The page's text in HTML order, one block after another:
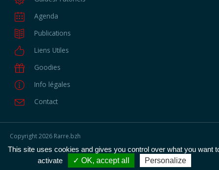
Agenda
Publications
Liens Utiles
Goodies
Info légales
Contact
Copyright2026 Rarre.bzh
Développeur : Ludo Meuret
Responsee Framework
This site uses cookies and gives you control over what you want
activate
✓ OK, accept all Personalize